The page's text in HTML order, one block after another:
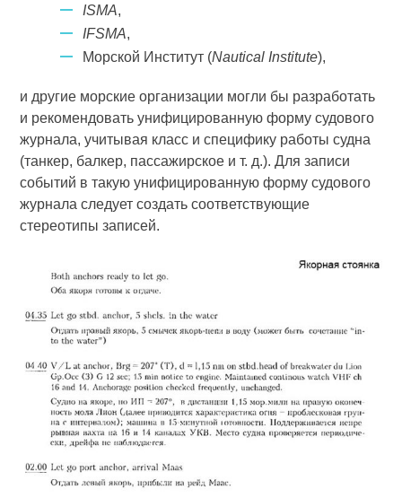
ISMA,
IFSMA,
Морской Институт (Nautical Institute),
и другие морские организации могли бы разработать
и рекомендовать унифицированную форму судового
журнала, учитывая класс и специфику работы судна
(танкер, балкер, пассажирское и т. д.). Для записи
событий в такую унифицированную форму судового
журнала следует создать соответствующие
стереотипы записей.